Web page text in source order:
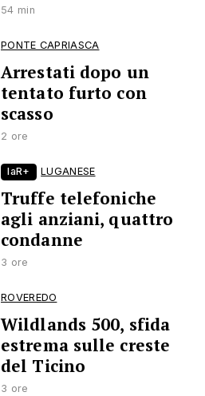
54 min
PONTE CAPRIASCA
Arrestati dopo un
tentato furto con
scasso
2 ore
laR+ LUGANESE
Truffe telefoniche
agli anziani, quattro
condanne
3 ore
ROVEREDO
Wildlands 500, sfida
estrema sulle creste
del Ticino
3 ore